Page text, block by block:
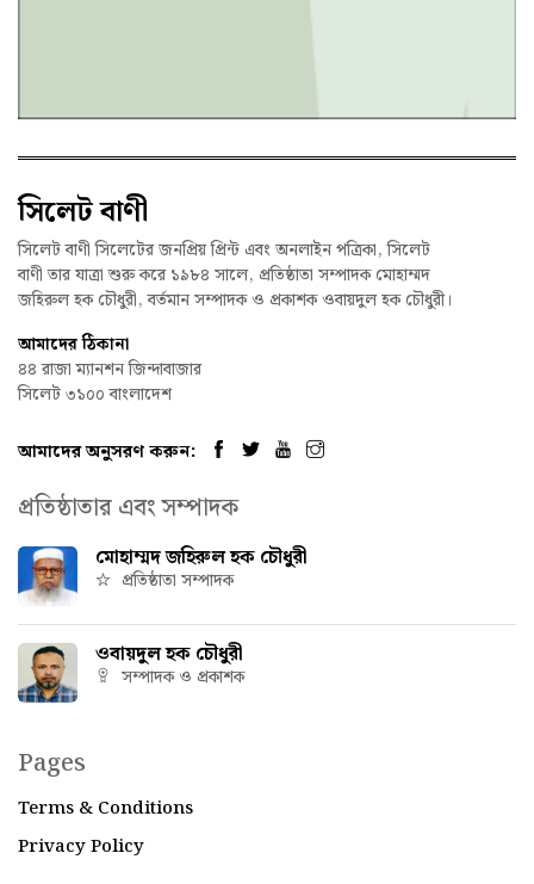
সিলেট বাণী
সিলেট বাণী সিলেটের জনপ্রিয় প্রিন্ট এবং অনলাইন পত্রিকা, সিলেট
বাণী তার যাত্রা শুরু করে ১৯৮৪ সালে, প্রতিষ্ঠাতা সম্পাদক মোহাম্মদ
জহিরুল হক চৌধুরী, বর্তমান সম্পাদক ও প্রকাশক ওবায়দুল হক চৌধুরী।
আমাদের ঠিকানা
৪৪ রাজা ম্যানশন জিন্দাবাজার
সিলেট ৩১০০ বাংলাদেশ
আমাদের অনুসরণ করুন:
প্রতিষ্ঠাতার এবং সম্পাদক
মোহাম্মদ জহিরুল হক চৌধুরী
প্রতিষ্ঠাতা সম্পাদক
ওবায়দুল হক চৌধুরী
সম্পাদক ও প্রকাশক
Pages
Terms & Conditions
Privacy Policy